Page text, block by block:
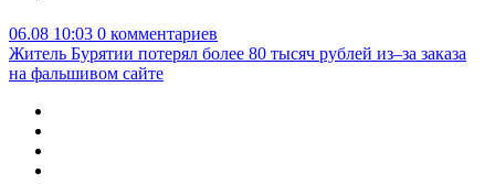
06.08 10:03 0 комментариев
Житель Бурятии потерял более 80 тысяч рублей из–за заказа
на фальшивом сайте